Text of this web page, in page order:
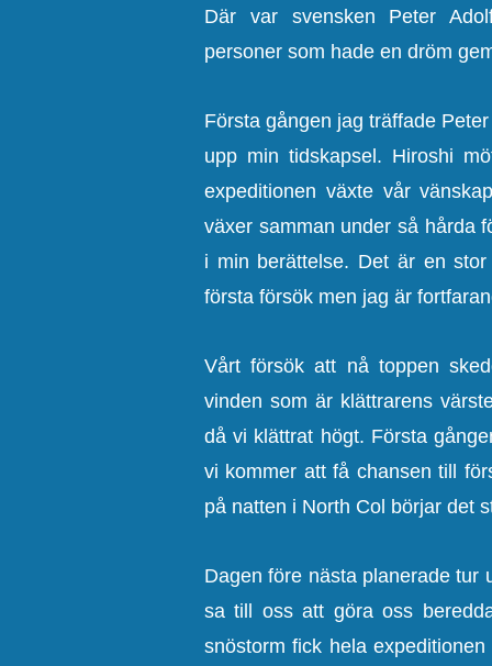
Där var svensken Peter
personer som hade en dröm
Första gången jag träffade
upp min tidskapsel. Hiroshi
expeditionen växte vår
växer samman under så hårda
i min berättelse. Det är en
första försök men jag är
Vårt försök att nå toppen
vinden som är klättrarens
då vi klättrat högt. Första
vi kommer att få chansen till
på natten i North Col börjar det
Dagen före nästa planerade tur
sa till oss att göra oss
snöstorm fick hela